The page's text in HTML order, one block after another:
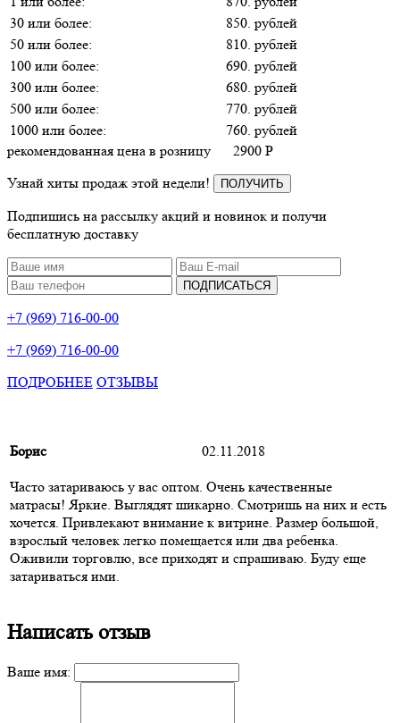
30 или более:
850. рублей
50 или более:
810. рублей
100 или более:
690. рублей
300 или более:
680. рублей
500 или более:
770. рублей
1000 или более:
760. рублей
рекомендованная цена в розницу
2900 P
Узнай хиты продаж этой недели!
ПОЛУЧИТЬ
Подпишись на рассылку акций и новинок и получи
бесплатную доставку
ПОДПИСАТЬСЯ
+7 (969) 716-00-00
+7 (969) 716-00-00
ПОДРОБНЕЕ ОТЗЫВЫ
Борис 02.11.2018
Часто затариваюсь у вас оптом. Очень качественные
матрасы! Яркие. Выглядят шикарно. Смотришь на них и есть
хочется. Привлекают внимание к витрине. Размер большой,
взрослый человек легко помещается или два ребенка.
Оживили торговлю, все приходят и спрашиваю. Буду еще
затариваться ими.
Написать отзыв
Ваше имя: